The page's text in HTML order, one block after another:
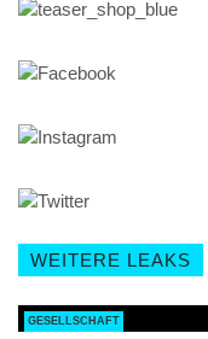
WEITERE LEAKS
GESELLSCHAFT